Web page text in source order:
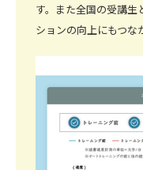
す。また全国の受講生
ションの向上にもつな